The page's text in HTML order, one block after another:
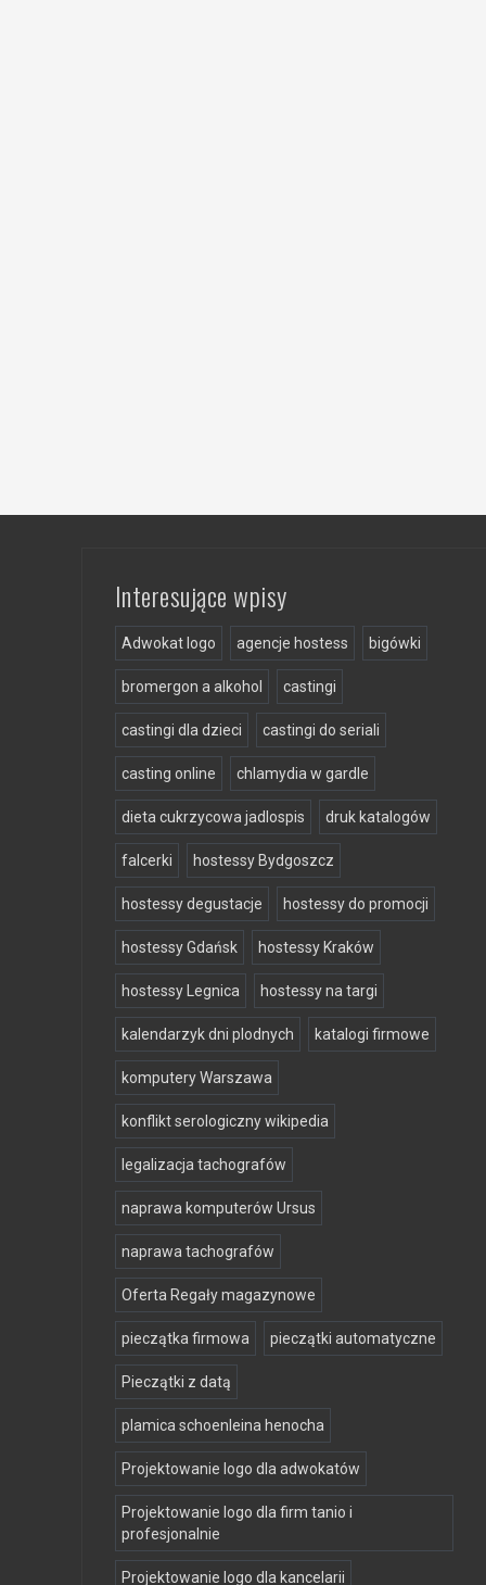
Interesujące wpisy
Adwokat logo agencje hostess bigówki
bromergon a alkohol castingi
castingi dla dzieci castingi do seriali
casting online chlamydia w gardle
dieta cukrzycowa jadlospis druk katalogów
falcerki hostessy Bydgoszcz
hostessy degustacje hostessy do promocji
hostessy Gdańsk hostessy Kraków
hostessy Legnica hostessy na targi
kalendarzyk dni plodnych katalogi firmowe
komputery Warszawa
konflikt serologiczny wikipedia
legalizacja tachografów
naprawa komputerów Ursus
naprawa tachografów
Oferta Regały magazynowe
pieczątka firmowa pieczątki automatyczne
Pieczątki z datą
plamica schoenleina henocha
Projektowanie logo dla adwokatów
Projektowanie logo dla firm tanio i
profesjonalnie
Projektowanie logo dla kancelarii